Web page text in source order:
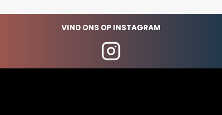
VIND ONS OP INSTAGRAM